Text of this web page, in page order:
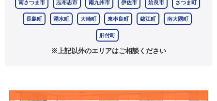
南さつま市 志布志市 南九州市 伊佐市 姶良市 さつま町
長島町 湧水町 大崎町 東串良町 錦江町 南大隅町
肝付町
※上記以外のエリアはご相談ください